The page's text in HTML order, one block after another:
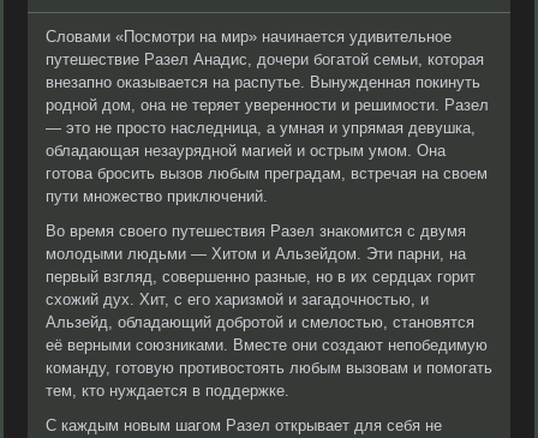
Словами «Посмотри на мир» начинается удивительное
путешествие Разел Анадис, дочери богатой семьи, которая
внезапно оказывается на распутье. Вынужденная покинуть
родной дом, она не теряет уверенности и решимости. Разел
— это не просто наследница, а умная и упрямая девушка,
обладающая незаурядной магией и острым умом. Она
готова бросить вызов любым преградам, встречая на своем
пути множество приключений.
Во время своего путешествия Разел знакомится с двумя
молодыми людьми — Хитом и Альзейдом. Эти парни, на
первый взгляд, совершенно разные, но в их сердцах горит
схожий дух. Хит, с его харизмой и загадочностью, и
Альзейд, обладающий добротой и смелостью, становятся
её верными союзниками. Вместе они создают непобедимую
команду, готовую противостоять любым вызовам и помогать
тем, кто нуждается в поддержке.
С каждым новым шагом Разел открывает для себя не